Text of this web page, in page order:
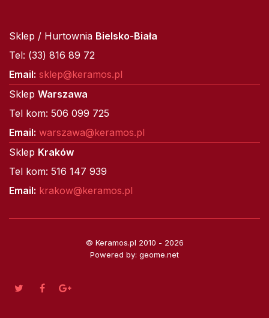
Sklep / Hurtownia Bielsko-Biała
Tel: (33) 816 89 72
Email: sklep@keramos.pl
Sklep Warszawa
Tel kom: 506 099 725
Email: warszawa@keramos.pl
Sklep Kraków
Tel kom: 516 147 939
Email: krakow@keramos.pl
© Keramos.pl 2010 - 2026
Powered by: geome.net